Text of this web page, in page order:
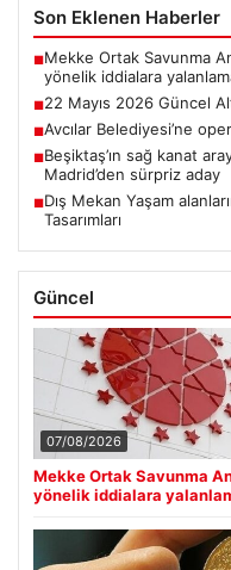
Son Eklenen Haberler
■Mekke Ortak Savunma
yönelik iddialara
■22 Mayıs 2026 Güncel
■Avcılar Belediyesi’ne
■Beşiktaş’ın sağ kanat
Madrid’den sürpriz aday
■Dış Mekan Yaşam
Tasarımları
Güncel
07/08/2026
Mekke Ortak Savunma
yönelik iddialara